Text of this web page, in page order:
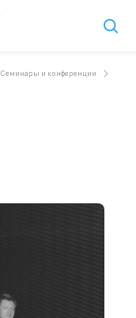
Семинары и конференции